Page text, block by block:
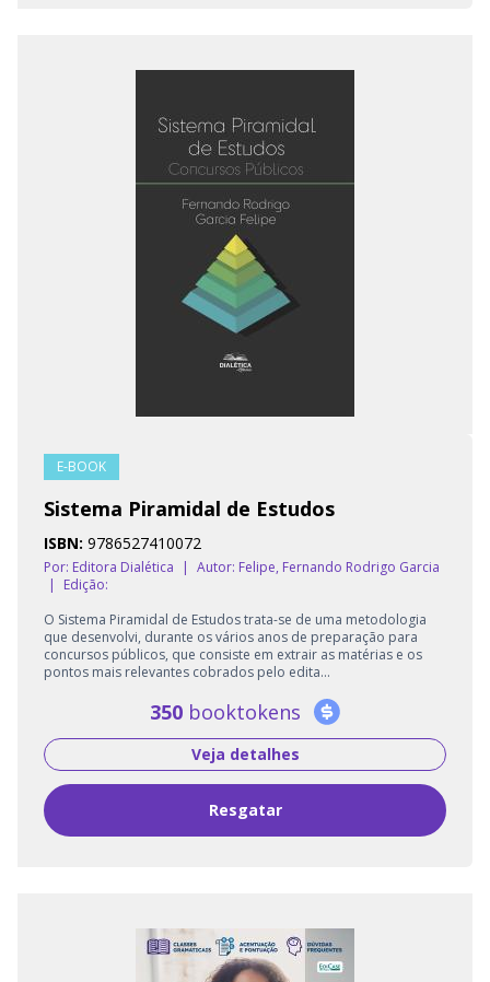
E-BOOK
Sistema Piramidal de Estudos
ISBN: 9786527410072
Por: Editora Dialética | Autor: Felipe, Fernando Rodrigo Garcia
|
Edição:
O Sistema Piramidal de Estudos trata-se de uma metodologia
que desenvolvi, durante os vários anos de preparação para
concursos públicos, que consiste em extrair as matérias e os
pontos mais relevantes cobrados pelo edita...
350 booktokens
Veja detalhes
Resgatar